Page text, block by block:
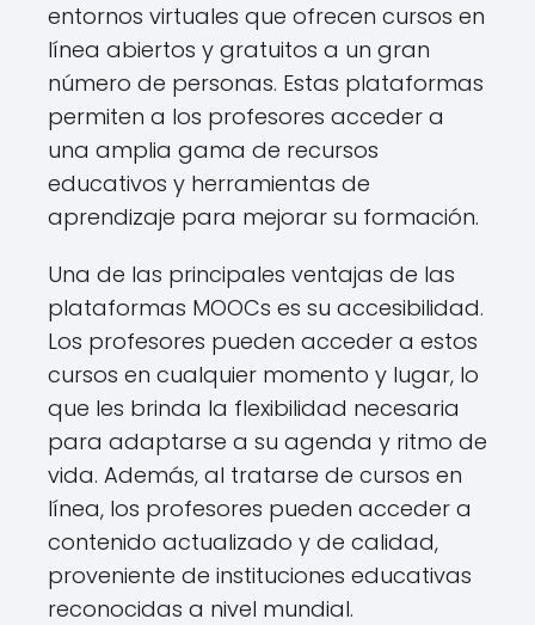
entornos virtuales que ofrecen cursos en
línea abiertos y gratuitos a un gran
número de personas. Estas plataformas
permiten a los profesores acceder a
una amplia gama de recursos
educativos y herramientas de
aprendizaje para mejorar su formación.
Una de las principales ventajas de las
plataformas MOOCs es su accesibilidad.
Los profesores pueden acceder a estos
cursos en cualquier momento y lugar, lo
que les brinda la flexibilidad necesaria
para adaptarse a su agenda y ritmo de
vida. Además, al tratarse de cursos en
línea, los profesores pueden acceder a
contenido actualizado y de calidad,
proveniente de instituciones educativas
reconocidas a nivel mundial.